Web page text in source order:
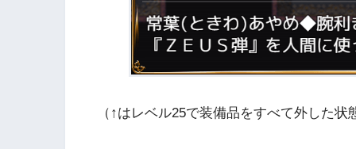
（↑はレベル25で装備品をすべて外した